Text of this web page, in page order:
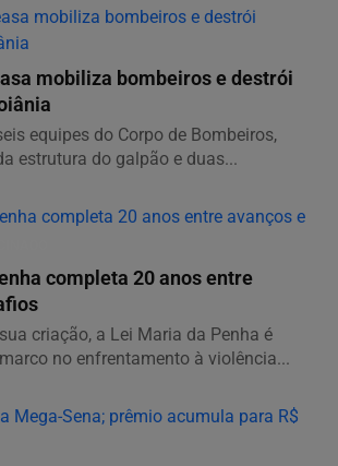
mobiliza bombeiros e destrói
equipes do Corpo de Bombeiros,
estrutura do galpão e duas...
completa 20 anos entre
criação, a Lei Maria da Penha é
no enfrentamento à violência...